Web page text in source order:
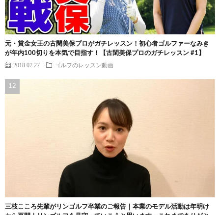
元・賞金女王の古閑美保プロがガチレッスン！初心者ゴルファーなみき
が年内100切りを本気で目指す！【古閑美保プロのガチレッスン #1】
2018.07.27 ゴルフのレッスン動画
三枝こころ先輩がリンゴルフ卒業のご報告｜本業のモデル活動は年明け